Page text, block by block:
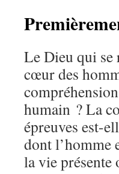
Le Dieu qui se
cœur des
humain ? La
épreuves est-
dont l’homme
la vie présente